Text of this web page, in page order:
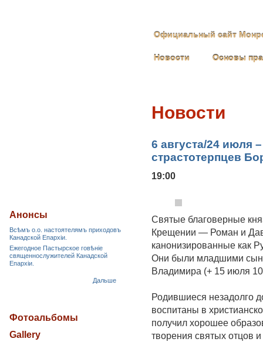
Официальный сайт
Новости Основы
Новости
6 августа/24 июля
страстотерпцев
19:00
Святые благоверные
Крещении — Роман и
канонизированные как
Они были младшими
Владимира (+ 15 июля
Родившиеся незадолго
воспитаны в
получил хорошее
творения святых отцов
Анонсы
Всѣмъ о.о. настоятелямъ приходовъ
Канадской Епархiи.
Ежегодное Пастырское говѣніе
священнослужителей Канадской
Епархіи.
Дальше
Фотоальбомы
Gallery